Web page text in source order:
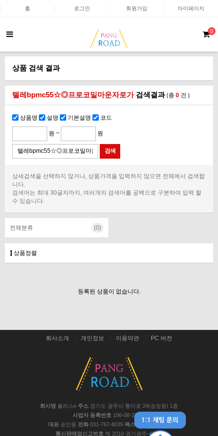
홈 로그인 회원가입 마이페이지
0
상품 검색 결과
텔레bpmc55☆◎프로코밀마운자로가검색결과(총 0 건 )
상품명 설명 기본설명 코드
원 ~ 원
상세검색을 선택하지 않거나, 상품가격을 입력하지 않으면 전체에서 검색합
니다.
검색어는 최대 30글자까지, 여러개의 검색어를 공백으로 구분하여 입력 할
수 있습니다.
전체분류 (0)
상품정렬
등록된 상품이 없습니다.
회사소개 개인정보 이용약관 PC 버전
회사명 플러스e 주소 경기도 광주시 통미로 24(송정동) 1층
사업자 등록번호 106-08-37441
대표 송안용 전화 031-767-8035 팩스 031-767-8048
통신판매업신고번호 제 2010-경기광주-467호